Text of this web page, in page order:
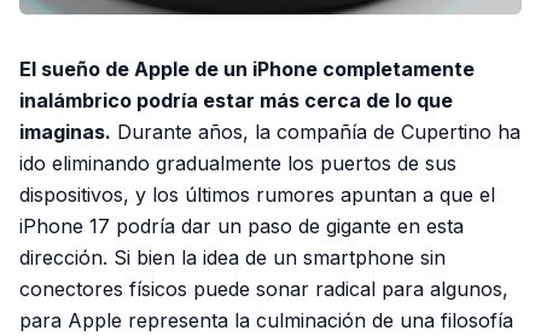
El sueño de Apple de un iPhone completamente
inalámbrico podría estar más cerca de lo que
imaginas. Durante años, la compañía de Cupertino ha
ido eliminando gradualmente los puertos de sus
dispositivos, y los últimos rumores apuntan a que el
iPhone 17 podría dar un paso de gigante en esta
dirección. Si bien la idea de un smartphone sin
conectores físicos puede sonar radical para algunos,
para Apple representa la culminación de una filosofía